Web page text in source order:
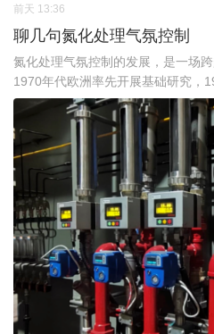
前天 13:36
聊几句氮化处理气氛控制
氮化处理气氛控制的发展，是一场
1970年代欧洲率先开展基础研究，